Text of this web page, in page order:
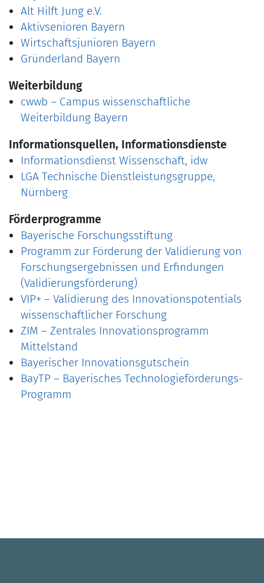
Alt Hilft Jung e.V.
Aktivsenioren Bayern
Wirtschaftsjunioren Bayern
Gründerland Bayern
Weiterbildung
cwwb – Campus wissenschaftliche
Weiterbildung Bayern
Informationsquellen, Informationsdienste
Informationsdienst Wissenschaft, idw
LGA Technische Dienstleistungsgruppe,
Nürnberg
Förderprogramme
Bayerische Forschungsstiftung
Programm zur Förderung der Validierung von
Forschungsergebnissen und Erfindungen
(Validierungsförderung)
VIP+ – Validierung des Innovationspotentials
wissenschaftlicher Forschung
ZIM – Zentrales Innovationsprogramm
Mittelstand
Bayerischer Innovationsgutschein
BayTP – Bayerisches Technologieförderungs-
Programm